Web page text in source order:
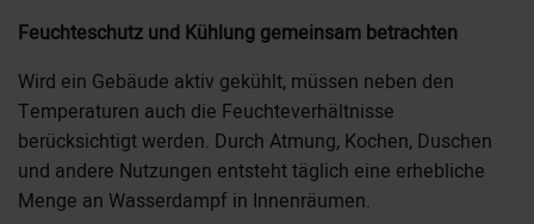
Feuchteschutz und Kühlung gemeinsam betrachten
Wird ein Gebäude aktiv gekühlt, müssen neben den
Temperaturen auch die Feuchteverhältnisse
berücksichtigt werden. Durch Atmung, Kochen, Duschen
und andere Nutzungen entsteht täglich eine erhebliche
Menge an Wasserdampf in Innenräumen.